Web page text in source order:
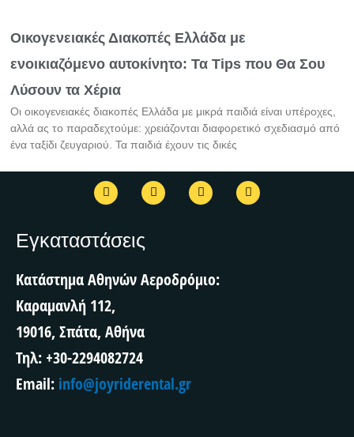
Οικογενειακές Διακοπές Ελλάδα με
ενοικιαζόμενο αυτοκίνητο: Τα Tips που Θα Σου
Λύσουν τα Χέρια
Οι οικογενειακές διακοπές Ελλάδα με μικρά παιδιά είναι υπέροχες,
αλλά ας το παραδεχτούμε: χρειάζονται διαφορετικό σχεδιασμό από
ένα ταξίδι ζευγαριού. Τα παιδιά έχουν τις δικές
F
a
c
b
o
T
w
i
I
n
s
m
T
r
i
Εγκαταστάσεις
Κατάστημα Αθηνών Αεροδρόμιο:
Καραμανλή 112,
19016, Σπάτα, Αθήνα
Τηλ: +30-2294082724
Email: info@joyriderental.gr